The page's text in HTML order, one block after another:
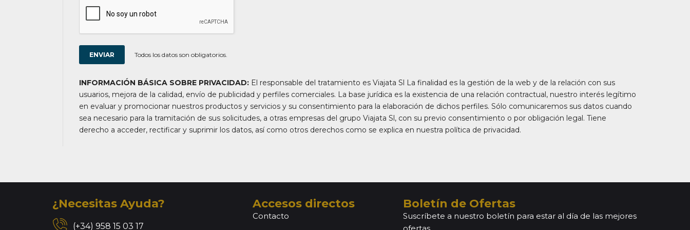
Todos los datos son obligatorios.
INFORMACIÓN BÁSICA SOBRE PRIVACIDAD: El responsable del tratamiento es Viajata Sl La finalidad es la gestión de la web y de la relación con sus
usuarios, mejora de la calidad, envío de publicidad y perfiles comerciales. La base jurídica es la existencia de una relación contractual, nuestro interés legítimo
en evaluar y promocionar nuestros productos y servicios y su consentimiento para la elaboración de dichos perfiles. Sólo comunicaremos sus datos cuando
sea necesario para la tramitación de sus solicitudes, a otras empresas del grupo Viajata Sl, con su previo consentimiento o por obligación legal. Tiene
derecho a acceder, rectificar y suprimir los datos, así como otros derechos como se explica en nuestra política de privacidad.
¿Necesitas Ayuda?
(+34) 958 15 03 17
Accesos directos
Contacto
Boletín de Ofertas
Suscríbete a nuestro boletín para estar al día de las mejores